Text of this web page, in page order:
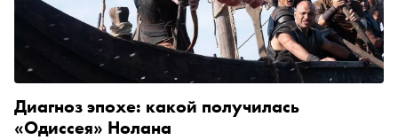
Диагноз эпохе: какой получилась
«Одиссея» Нолана